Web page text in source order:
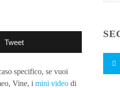
Tweet
specifico, se vuoi
Vine, i mini video di